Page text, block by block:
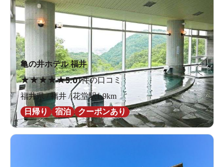
亀の井ホテル 福井
★★★★★5.01件の口コミ
福井県 / 福井 / 花堂駅1.9km
日帰り
宿泊 クーポンあり